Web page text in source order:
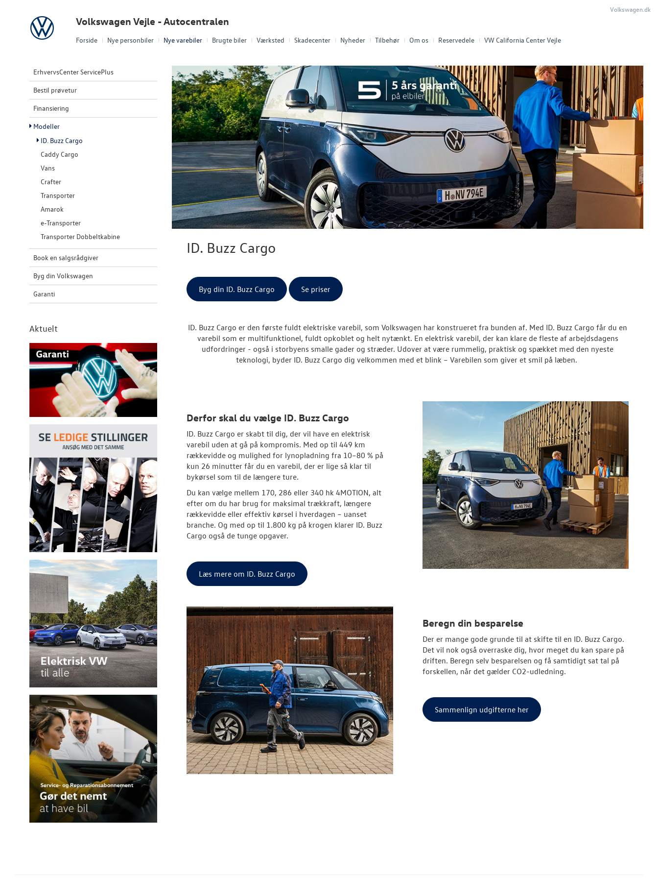
Forside Nye personbiler Nye varebiler Brugte biler Værksted Skadecenter Nyheder Tilbehør Om os Reservedele VW California Center Vejle
Volkswagen Volkswagen Vejle - Autocentralen
Volkswagen.dk
ErhvervsCenter ServicePlus
Bestil prøvetur
Finansiering
Modeller
ID. Buzz Cargo
Caddy Cargo
Vans
Crafter
Transporter
Amarok
e-Transporter
Transporter Dobbeltkabine
Book en salgsrådgiver
Byg din Volkswagen
Garanti
Aktuelt
ID. Buzz Cargo
Byg din ID. Buzz Cargo Se priser
ID. Buzz Cargo er den første fuldt elektriske varebil, som Volkswagen har konstrueret fra bunden af. Med ID. Buzz Cargo får du en
varebil som er multifunktionel, fuldt opkoblet og helt nytænkt. En elektrisk varebil, der kan klare de fleste af arbejdsdagens
udfordringer - også i storbyens smalle gader og stræder. Udover at være rummelig, praktisk og spækket med den nyeste
teknologi, byder ID. Buzz Cargo dig velkommen med et blink – Varebilen som giver et smil på læben.
Derfor skal du vælge ID. Buzz Cargo
ID. Buzz Cargo er skabt til dig, der vil have en elektrisk
varebil uden at gå på kompromis. Med op til 449 km
rækkevidde og mulighed for lynopladning fra 10–80 % på
kun 26 minutter får du en varebil, der er lige så klar til
bykørsel som til de længere ture.
Du kan vælge mellem 170, 286 eller 340 hk 4MOTION, alt
efter om du har brug for maksimal trækkraft, længere
rækkevidde eller effektiv kørsel i hverdagen – uanset
branche. Og med op til 1.800 kg på krogen klarer ID. Buzz
Cargo også de tunge opgaver.
Læs mere om ID. Buzz Cargo
Beregn din besparelse
Der er mange gode grunde til at skifte til en ID. Buzz Cargo.
Det vil nok også overraske dig, hvor meget du kan spare på
driften. Beregn selv besparelsen og få samtidigt sat tal på
forskellen, når det gælder CO2-udledning.
Sammenlign udgifterne her